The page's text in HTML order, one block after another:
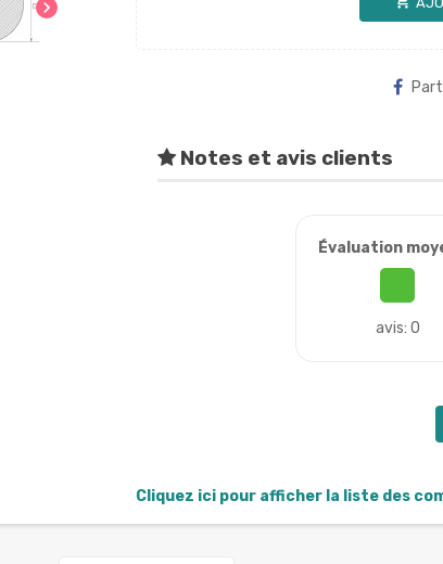
chevron_right
Notes et avis clients
Évaluation
avis: 0
Cliquez ici pour afficher la liste des